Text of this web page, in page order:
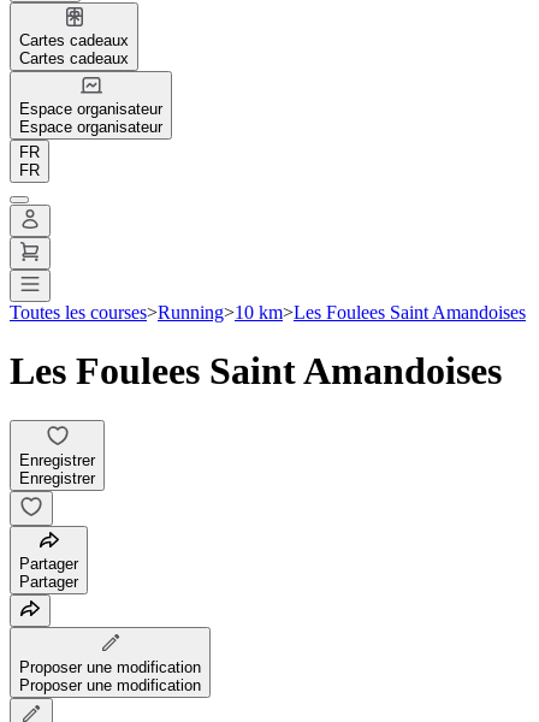
Cartes cadeaux
Cartes cadeaux
Espace organisateur
Espace organisateur
FR
FR
Toutes les courses>Running>10 km>Les Foulees Saint Amandoises
Les Foulees Saint Amandoises
Enregistrer
Enregistrer
Partager
Partager
Proposer une modification
Proposer une modification